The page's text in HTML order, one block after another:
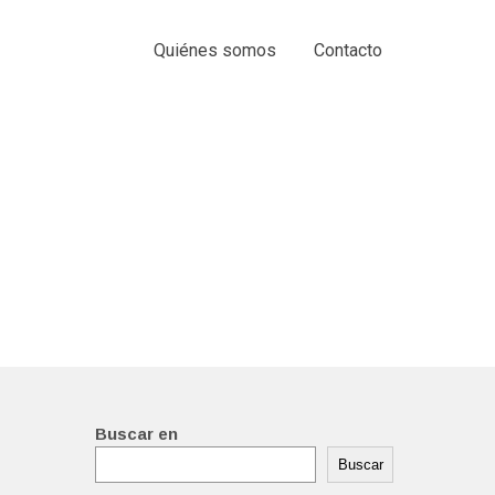
Quiénes somos Contacto
Buscar en
Buscar